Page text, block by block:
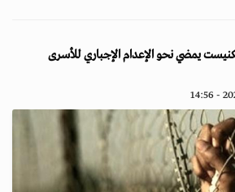
يمضي نحو الإعدام الإجباري للأسرى